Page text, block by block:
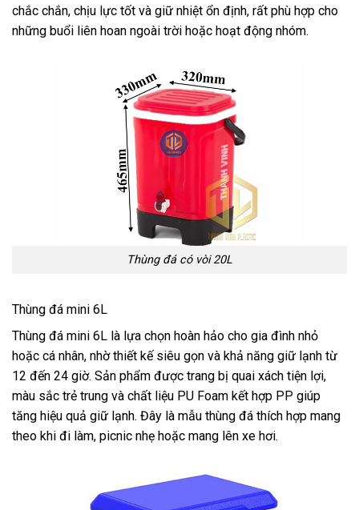
chắc chắn, chịu lực tốt và giữ nhiệt ổn định, rất phù hợp cho
những buổi liên hoan ngoài trời hoặc hoạt động nhóm.
Thùng đá có vòi 20L
Thùng đá mini 6L
Thùng đá mini 6L là lựa chọn hoàn hảo cho gia đình nhỏ
hoặc cá nhân, nhờ thiết kế siêu gọn và khả năng giữ lạnh từ
12 đến 24 giờ. Sản phẩm được trang bị quai xách tiện lợi,
màu sắc trẻ trung và chất liệu PU Foam kết hợp PP giúp
tăng hiệu quả giữ lạnh. Đây là mẫu thùng đá thích hợp mang
theo khi đi làm, picnic nhẹ hoặc mang lên xe hơi.